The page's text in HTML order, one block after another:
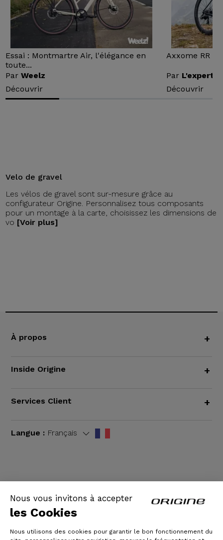
Nous vous invitons à accepter
les Cookies
Nous utilisons des cookies pour garantir le bon fonctionnement du
Essai : Montmartre Air, l'élégance en
toute...
ParWeelz
Découvrir
Axxome RR :
Par L'expert
Découvrir
Velo de gravel
Les vélos de gravel sont sur-mesure grâce au
configurateur Origine. Personnalisez tous composants
pour un montage à la carte, choisissez les dimensions de
vo [Voir plus]
À propos +
Inside Origine +
Services Client +
Langue : Français